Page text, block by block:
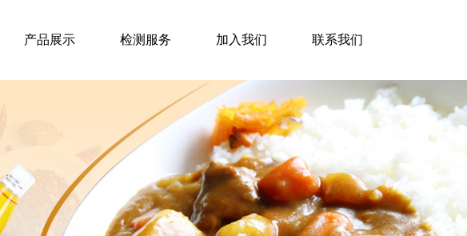
产品展示 检测服务 加入我们 联系我们